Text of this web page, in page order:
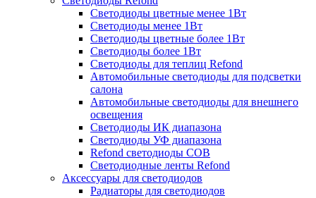
Светодиоды цветные менее 1Вт
Светодиоды менее 1Вт
Светодиоды цветные более 1Вт
Светодиоды более 1Вт
Светодиоды для теплиц Refond
Автомобильные светодиоды для подсветки
салона
Автомобильные светодиоды для внешнего
освещения
Светодиоды ИК диапазона
Светодиоды УФ диапазона
Refond светодиоды COB
Светодиодные ленты Refond
Аксессуары для светодиодов
Радиаторы для светодиодов